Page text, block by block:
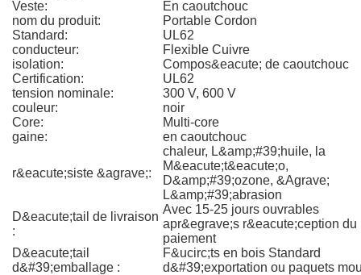
Veste:
En caoutchouc
nom du produit:
Portable Cordon
Standard:
UL62
conducteur:
Flexible Cuivre
isolation:
Compos&eacute; de caoutchouc
Certification:
UL62
tension nominale:
300 V, 600 V
couleur:
noir
Core:
Multi-core
gaine:
en caoutchouc
r&eacute;siste &agrave;:
chaleur, L&amp;#39;huile, la
M&eacute;t&eacute;o,
D&amp;#39;ozone, &Agrave;
L&amp;#39;abrasion
D&eacute;tail de livraison
:
Avec 15-25 jours ouvrables
apr&egrave;s r&eacute;ception du
paiement
D&eacute;tail
d&#39;emballage :
F&ucirc;ts en bois Standard
d&#39;exportation ou paquets